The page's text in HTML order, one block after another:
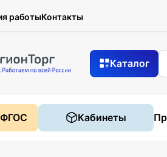
работыКонтакты
Каталог
Кабинеты